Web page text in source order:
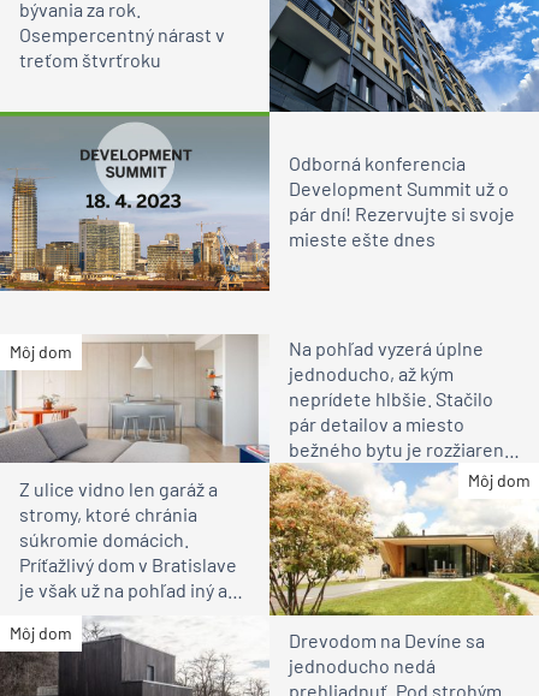
bývania za rok.
Osempercentný nárast v
treťom štvrťroku
Odborná konferencia
Development Summit už o
pár dní! Rezervujte si svoje
mieste ešte dnes
Môj dom
Na pohľad vyzerá úplne
jednoducho, až kým
neprídete hlbšie. Stačilo
pár detailov a miesto
bežného bytu je rozžiarené
bývanie pre rodinu
Môj dom
Z ulice vidno len garáž a
stromy, ktoré chránia
súkromie domácich.
Príťažlivý dom v Bratislave
je však už na pohľad iný ako
susedia
Môj dom
Drevodom na Devíne sa
jednoducho nedá
prehliadnuť. Pod strohým